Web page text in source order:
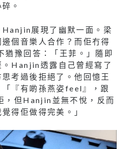
。
展現了幽默一面。梁
個音樂人合作？而佢冇得
豫回答：「王菲。」隨即
。Hanjin透露自己曾經寫了
考過後拒絕了。他回憶王
『有啲孫燕姿feel』，跟
，但Hanjin並無不悅，反而
得佢做得完美。」